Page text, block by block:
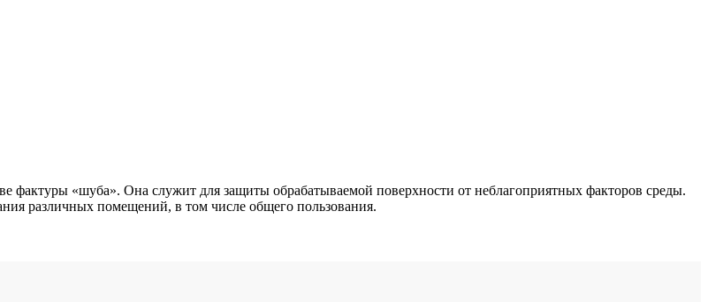
«шуба». Она служит для защиты обрабатываемой поверхности от неблагоприятных факторов среды.
различных помещений, в том числе общего пользования.